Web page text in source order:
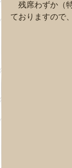
残席わずか（
ておりますので